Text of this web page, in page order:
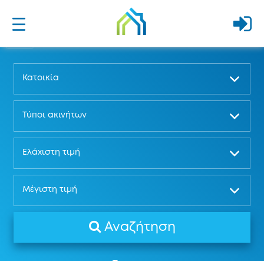
Κατοικία
Τύποι ακινήτων
Ελάχιστη τιμή
Μέγιστη τιμή
Αναζήτηση